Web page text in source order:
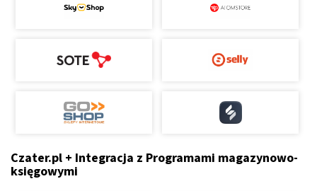
Czater.pl + Integracja z Programami magazynowo-
księgowymi